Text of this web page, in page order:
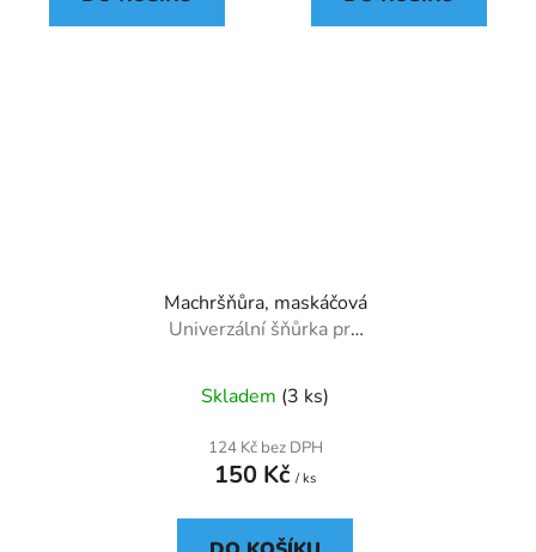
Machršňůra, maskáčová
Univerzální šňůrka pro
Skladem (3 ks)
124 Kč bez DPH
150 Kč / ks